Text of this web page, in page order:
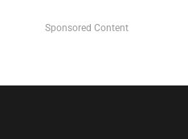
Sponsored Content